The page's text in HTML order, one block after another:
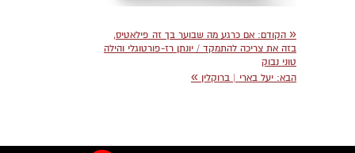
« הקודם: אם כרגע מה שבוער בך זה פילאטיס,
בזה את צריכה להתמקד / יונתן רז-פורטוגלי והילה
טוני נבוק
הבא: יעל בארי | ברוקלין »